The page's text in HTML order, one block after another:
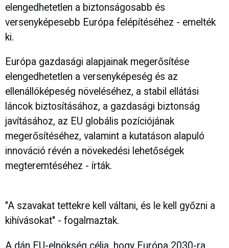
elengedhetetlen a biztonságosabb és
versenyképesebb Európa felépítéséhez - emelték
ki.
Európa gazdasági alapjainak megerősítése
elengedhetetlen a versenyképeség és az
ellenállóképeség növeléséhez, a stabil ellátási
láncok biztosításához, a gazdasági biztonság
javításához, az EU globális pozíciójának
megerősítéséhez, valamint a kutatáson alapuló
innováció révén a növekedési lehetőségek
megteremtéséhez - írták.
"A szavakat tettekre kell váltani, és le kell győzni a
kihívásokat" - fogalmaztak.
A dán EU-elnökség célja, hogy Európa 2030-ra